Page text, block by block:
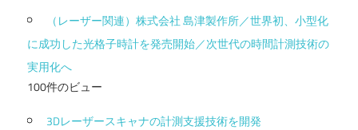
（レーザー関連）株式会社 島津製作所／世界初、小型化
に成功した光格子時計を発売開始／次世代の時間計測技術の
実用化へ
100件のビュー
3Dレーザースキャナの計測支援技術を開発